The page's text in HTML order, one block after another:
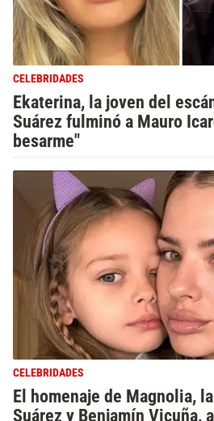
CELEBRIDADES
Ekaterina, la joven del
Suárez fulminó a Mauro
besarme"
CELEBRIDADES
El homenaje de Magnolia,
Suárez y Benjamín Vicuña,